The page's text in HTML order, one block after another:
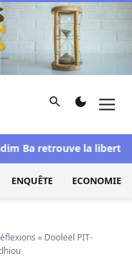
et d'investigation
Rechercher
Ba retrouve la liberté
ENQUÊTE ECONOMIE
« Dooleel PIT-